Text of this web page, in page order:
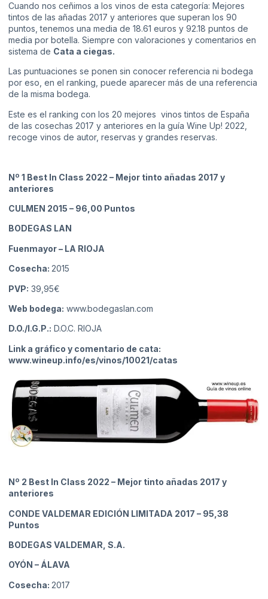
Cuando nos ceñimos a los vinos de esta categoría: Mejores
tintos de las añadas 2017 y anteriores que superan los 90
puntos, tenemos una media de 18.61 euros y 92.18 puntos de
media por botella. Siempre con valoraciones y comentarios en
sistema de Cata a ciegas.
Las puntuaciones se ponen sin conocer referencia ni bodega
por eso, en el ranking, puede aparecer más de una referencia
de la misma bodega.
Este es el ranking con los 20 mejores vinos tintos de España
de las cosechas 2017 y anteriores en la guía Wine Up! 2022,
recoge vinos de autor, reservas y grandes reservas.
Nº 1 Best In Class 2022 – Mejor tinto añadas 2017 y
anteriores
CULMEN 2015 – 96,00 Puntos
BODEGAS LAN
Fuenmayor– LA RIOJA
Cosecha: 2015
PVP: 39,95€
Web bodega: www.bodegaslan.com
D.O./I.G.P.: D.O.C. RIOJA
Link a gráfico y comentario de cata:
www.wineup.info/es/vinos/10021/catas
Nº 2 Best In Class 2022 – Mejor tinto añadas 2017 y
anteriores
CONDE VALDEMAR EDICIÓN LIMITADA 2017 – 95,38
Puntos
BODEGAS VALDEMAR, S.A.
OYÓN – ÁLAVA
Cosecha: 2017